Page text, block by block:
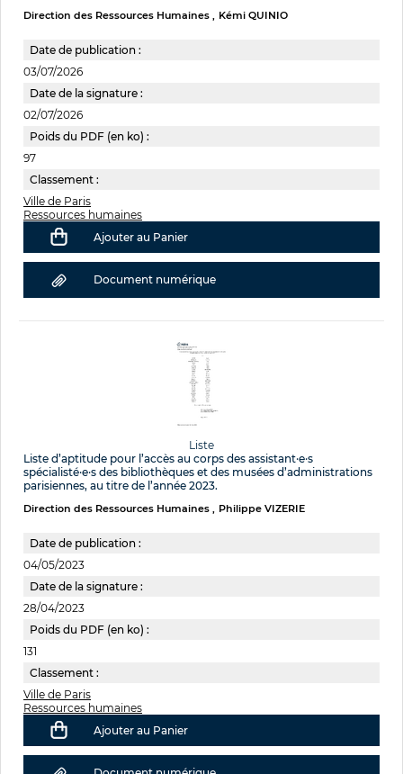
Direction des Ressources Humaines Kémi QUINIO
Date de publication :
03/07/2026
Date de la signature :
02/07/2026
Poids du PDF (en ko) :
97
Classement :
Ville de Paris
Ressources humaines
Ajouter au Panier
Document numérique
Liste
Liste d’aptitude pour l’accès au corps des assistant·e·s
spécialisté·e·s des bibliothèques et des musées d’administrations
parisiennes, au titre de l’année 2023.
Direction des Ressources Humaines Philippe VIZERIE
Date de publication :
04/05/2023
Date de la signature :
28/04/2023
Poids du PDF (en ko) :
131
Classement :
Ville de Paris
Ressources humaines
Ajouter au Panier